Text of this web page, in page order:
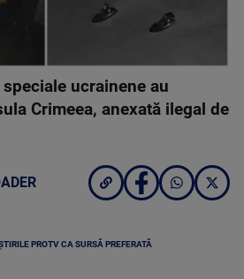
ucrainene au
Crimeea, anexată ilegal de
PROTV CA SURSĂ PREFERATĂ